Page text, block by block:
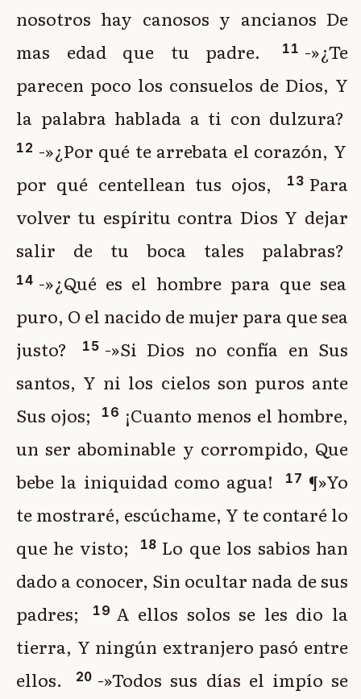
nosotros hay canosos y ancianos De
mas edad que tu padre.
11 -»¿Te
parecen poco los consuelos de Dios, Y
la palabra hablada a ti con dulzura?
12 -»¿Por qué te arrebata el corazón, Y
por qué centellean tus ojos,
13 Para
volver tu espíritu contra Dios Y dejar
salir de tu boca tales palabras?
14 -»¿Qué es el hombre para que sea
puro, O el nacido de mujer para que sea
justo?
15 -»Si Dios no confía en Sus
santos, Y ni los cielos son puros ante
Sus ojos;
16 ¡Cuanto menos el hombre,
un ser abominable y corrompido, Que
bebe la iniquidad como agua!
17 ¶»Yo
te mostraré, escúchame, Y te contaré lo
que he visto;
18 Lo que los sabios han
dado a conocer, Sin ocultar nada de sus
padres;
19 A ellos solos se les dio la
tierra, Y ningún extranjero pasó entre
ellos.
20 -»Todos sus días el impío se